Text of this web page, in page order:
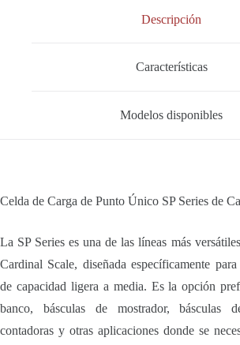
Descripción
Características
Modelos disponibles
Celda de Carga de Punto Único SP Series de
La SP Series es una de las líneas más
Cardinal Scale, diseñada específicamente
de capacidad ligera a media. Es la opción
banco, básculas de mostrador, básculas
contadoras y otras aplicaciones donde se